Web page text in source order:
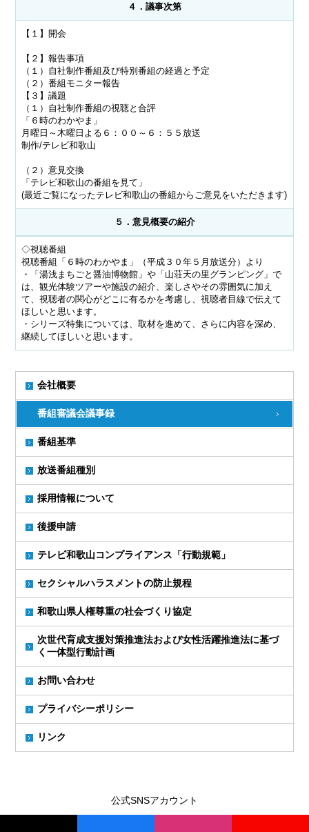
４．議事次第
【１】開会
【２】報告事項
（１）自社制作番組及び特別番組の経過と予定
（２）番組モニター報告
【３】議題
（１）自社制作番組の視聴と合評
「６時のわかやま」
月曜日～木曜日よる６：００～６：５５放送
制作/テレビ和歌山
（２）意見交換
「テレビ和歌山の番組を見て」
(最近ご覧になったテレビ和歌山の番組からご意見をいただきます)
５．意見概要の紹介
◇視聴番組
視聴番組「６時のわかやま」（平成３０年５月放送分）より
・「湯浅まちごと醤油博物館」や「山荘天の里グランピング」で
は、観光体験ツアーや施設の紹介、楽しさやその雰囲気に加え
て、視聴者の関心がどこに有るかを考慮し、視聴者目線で伝えて
ほしいと思います。
・シリーズ特集については、取材を進めて、さらに内容を深め、
継続してほしいと思います。
会社概要
番組審議会議事録
番組基準
放送番組種別
採用情報について
後援申請
テレビ和歌山コンプライアンス「行動規範」
セクシャルハラスメントの防止規程
和歌山県人権尊重の社会づくり協定
次世代育成支援対策推進法および女性活躍推進法に基づ
く一体型行動計画
お問い合わせ
プライバシーポリシー
リンク
公式SNSアカウント